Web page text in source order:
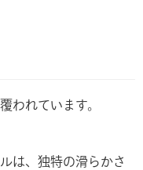
われています。
は、独特の滑らかさ